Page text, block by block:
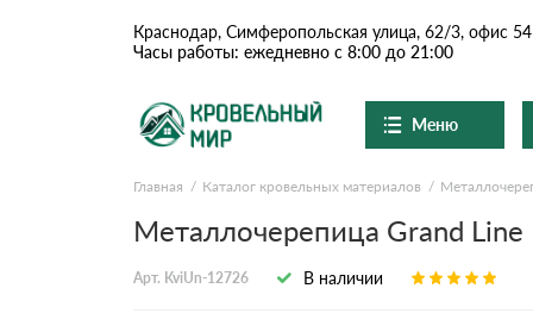
Краснодар, Симферопольская улица, 62/3, офис 54
Часы работы: ежедневно с 8:00 до 21:00
Меню
О компании
Доставка и оплата
Вопросы-ответы
Контакты
Ондулин и шифер
Главная Каталог кровельных материалов
Металлочерепица Grand
Арт. KviUn-12726 В наличии